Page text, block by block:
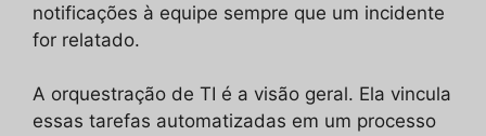
notificações à equipe sempre que um incidente
for relatado.
A orquestração de TI é a visão geral. Ela vincula
essas tarefas automatizadas em um processo